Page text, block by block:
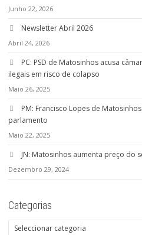
Junho 22, 2026
Newsletter Abril 2026
Abril 24, 2026
PC: PSD de Matosinhos acusa
ilegais em risco de colapso
Maio 26, 2025
PM: Francisco Lopes de
parlamento
Maio 22, 2025
JN: Matosinhos aumenta preço do
Dezembro 29, 2024
Categorias
Categorias